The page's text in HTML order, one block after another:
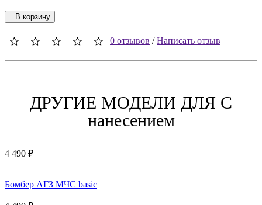
В корзину
0 отзывов /Написать отзыв
ДРУГИЕ МОДЕЛИ ДЛЯ C
нанесением
4 490 ₽
Бомбер АГЗ МЧС basic